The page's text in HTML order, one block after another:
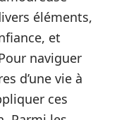
éléments,
et
naviguer
d’une vie à
ces